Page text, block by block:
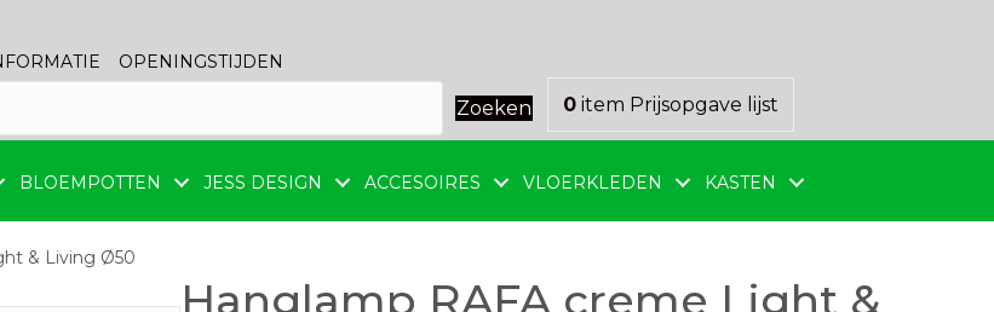
OPENINGSTIJDEN
Zoeken 0 item Prijsopgave lijst
BLOEMPOTTEN JESS DESIGN ACCESOIRES VLOERKLEDEN KASTEN
& Living Ø50
Hanglamp RAFA creme Light &